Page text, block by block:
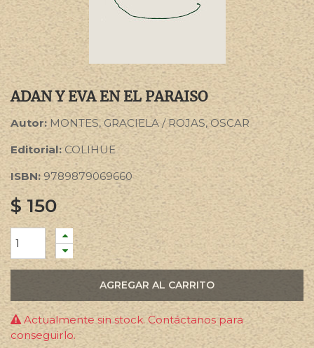
ADAN Y EVA EN EL PARAISO
Autor: MONTES, GRACIELA / ROJAS, OSCAR
Editorial: COLIHUE
ISBN: 9789879069660
$150
AGREGAR AL CARRITO
Actualmente sin stock. Contáctanos para
conseguirlo.